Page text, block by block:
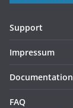
Support
Impressum
Documentation
FAQ